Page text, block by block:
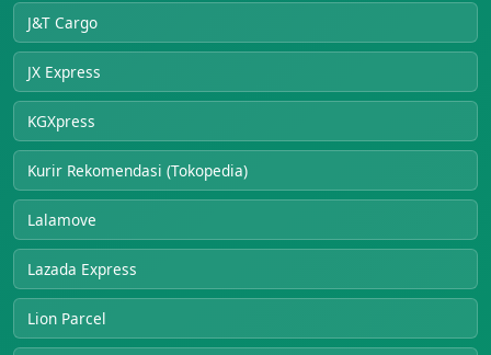
J&T Cargo
JX Express
KGXpress
Kurir Rekomendasi (Tokopedia)
Lalamove
Lazada Express
Lion Parcel